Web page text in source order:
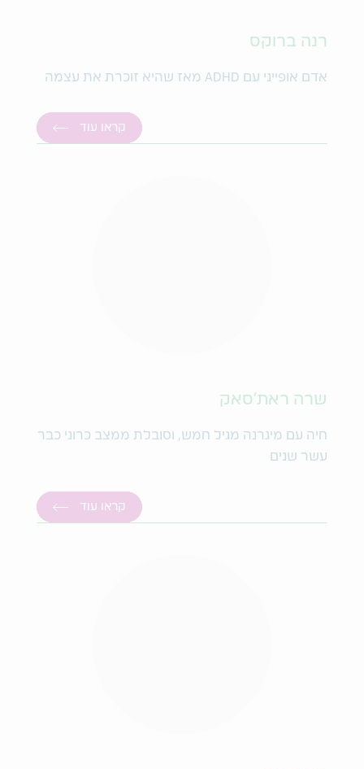
רנה ברוקס
אדם אופייני עם ADHD מאז שהיא זוכרת את עצמה
קראו עוד
שרה ראת'סאק
חיה עם מיגרנה מגיל חמש, וסובלת ממצב כרוני כבר
עשר שנים
קראו עוד